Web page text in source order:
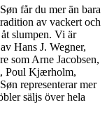
får du mer än bara
av vackert och
slumpen. Vi är
Hans J. Wegner,
som Arne Jacobsen,
Poul Kjærholm,
representerar mer
säljs över hela